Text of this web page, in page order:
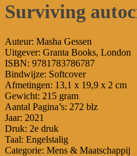
Surviving
Auteur: Masha Gessen
Uitgever: Granta Books, London
ISBN: 9781783786787
Bindwijze: Softcover
Afmetingen: 13,1 x 19,9 x 2 cm
Gewicht: 215 gram
Aantal Pagina’s: 272 blz
Jaar: 2021
Druk: 2e druk
Taal: Engelstalig
Categorie: Mens & Maatschappij